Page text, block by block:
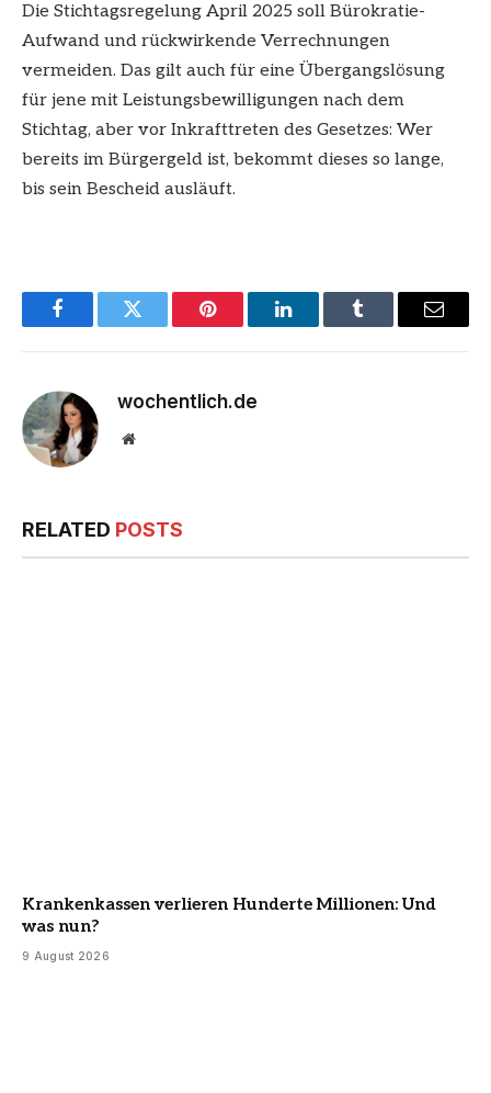
Die Stichtagsregelung April 2025 soll Bürokratie-
Aufwand und rückwirkende Verrechnungen
vermeiden. Das gilt auch für eine Übergangslösung
für jene mit Leistungsbewilligungen nach dem
Stichtag, aber vor Inkrafttreten des Gesetzes: Wer
bereits im Bürgergeld ist, bekommt dieses so lange,
bis sein Bescheid ausläuft.
FacebookTwitter Pinterest LinkedInTumblr Email
wochentlich.de
Website
RELATED POSTS
Krankenkassen verlieren Hunderte Millionen: Und
was nun?
9 August 2026